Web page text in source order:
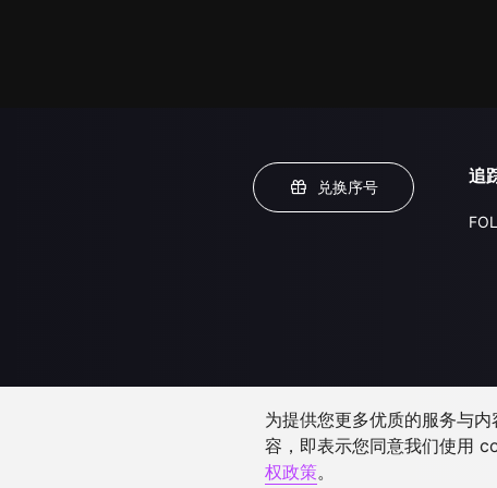
兑换序号
追
为提供您更多优质的服务与
容，即表示您同意我们使用
权政策。